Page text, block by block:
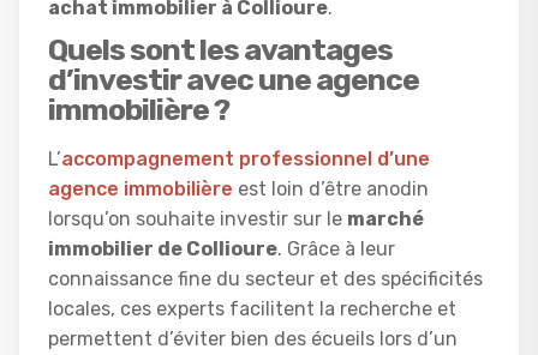
achat immobilier à Collioure.
Quels sont les avantages
d’investir avec une agence
immobilière ?
L’accompagnement professionnel d’une
agence immobilière est loin d’être anodin
lorsqu’on souhaite investir sur le marché
immobilier de Collioure. Grâce à leur
connaissance fine du secteur et des spécificités
locales, ces experts facilitent la recherche et
permettent d’éviter bien des écueils lors d’un